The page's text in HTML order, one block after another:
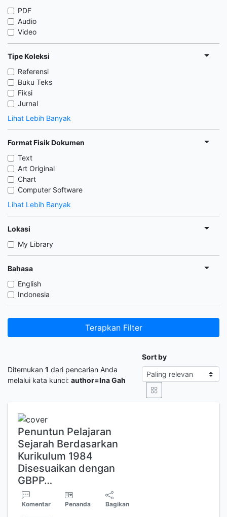
PDF
Audio
Video
Tipe Koleksi
Referensi
Buku Teks
Fiksi
Jurnal
Lihat Lebih Banyak
Format Fisik Dokumen
Text
Art Original
Chart
Computer Software
Lihat Lebih Banyak
Lokasi
My Library
Bahasa
English
Indonesia
Terapkan Filter
Ditemukan 1 dari pencarian Anda
melalui kata kunci: author=Ina Gah
Sort by
Penuntun Pelajaran
Sejarah Berdasarkan
Kurikulum 1984
Disesuaikan dengan
GBPP…
Komentar Penanda Bagikan